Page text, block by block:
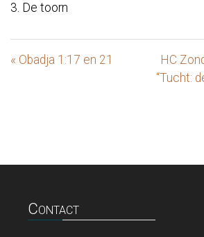
3. De toorn
« Obadja 1:17 en 21
HC
“Tucht:
Contact